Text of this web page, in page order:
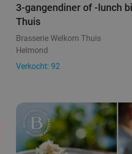
3-gangendiner of -lunch
Thuis
Brasserie Welkom Thuis
Helmond
Verkocht: 92